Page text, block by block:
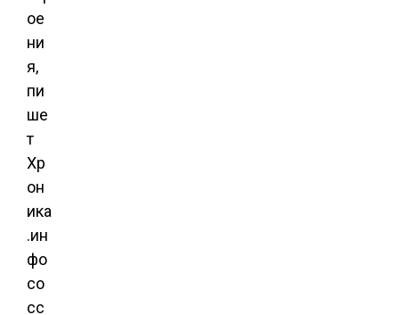
ое
ни
я,
пи
ше
т
Хр
он
ика
.ин
фо
со
сс